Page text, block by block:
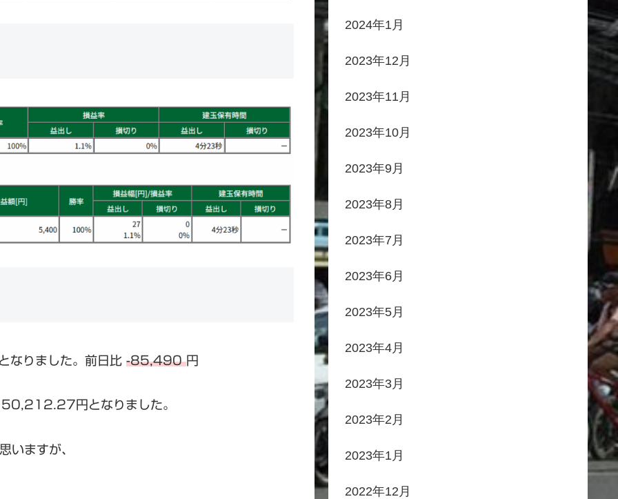
なりました。前日比 -85,490円
円となりました。
いますが、
2024年1月
2023年12月
2023年11月
2023年10月
2023年9月
2023年8月
2023年7月
2023年6月
2023年5月
2023年4月
2023年3月
2023年2月
2023年1月
2022年12月